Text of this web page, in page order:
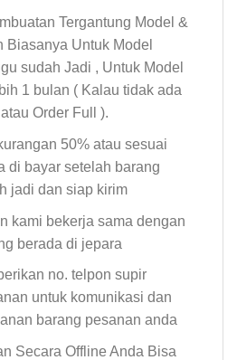
Tergantung Model &
Biasanya Untuk Model
sudah Jadi , Untuk Model
1 bulan ( Kalau tidak ada
Order Full ).
50% atau sesuai
di bayar setelah barang
jadi dan siap kirim
kami bekerja sama dengan
berada di jepara
no. telpon supir
untuk komunikasi dan
barang pesanan anda
Secara Offline Anda Bisa